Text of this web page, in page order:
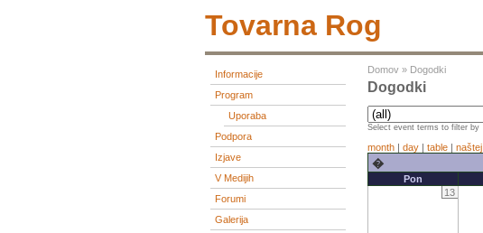
Tovarna Rog
Informacije
Program
Uporaba
Podpora
Izjave
V Medijih
Forumi
Galerija
Domov » Dogodki
Dogodki
Select event terms to filter by
month | day | table | naštej
�
Pon
13